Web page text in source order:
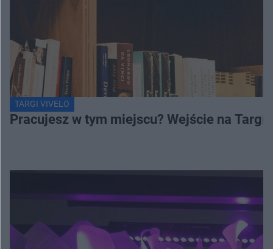
TARGI VIVELO
Pracujesz w tym miejscu? Wejście na Targi